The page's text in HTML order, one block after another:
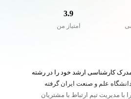
3.9
امتیاز من
کارشناسی ارشد خود را در رشته
علم و صنعت ایران گرفته
با مدیریت تیم ارتباط با مشتریان